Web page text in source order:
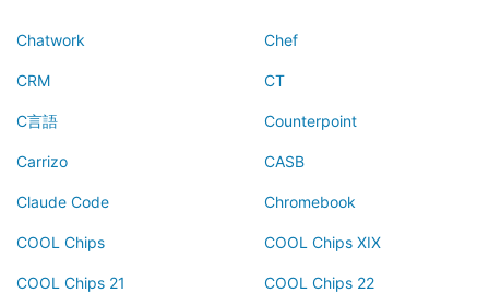
Chatwork Chef
CRM CT
C言語 Counterpoint
Carrizo CASB
Claude Code Chromebook
COOL Chips COOL Chips XIX
COOL Chips 21 COOL Chips 22